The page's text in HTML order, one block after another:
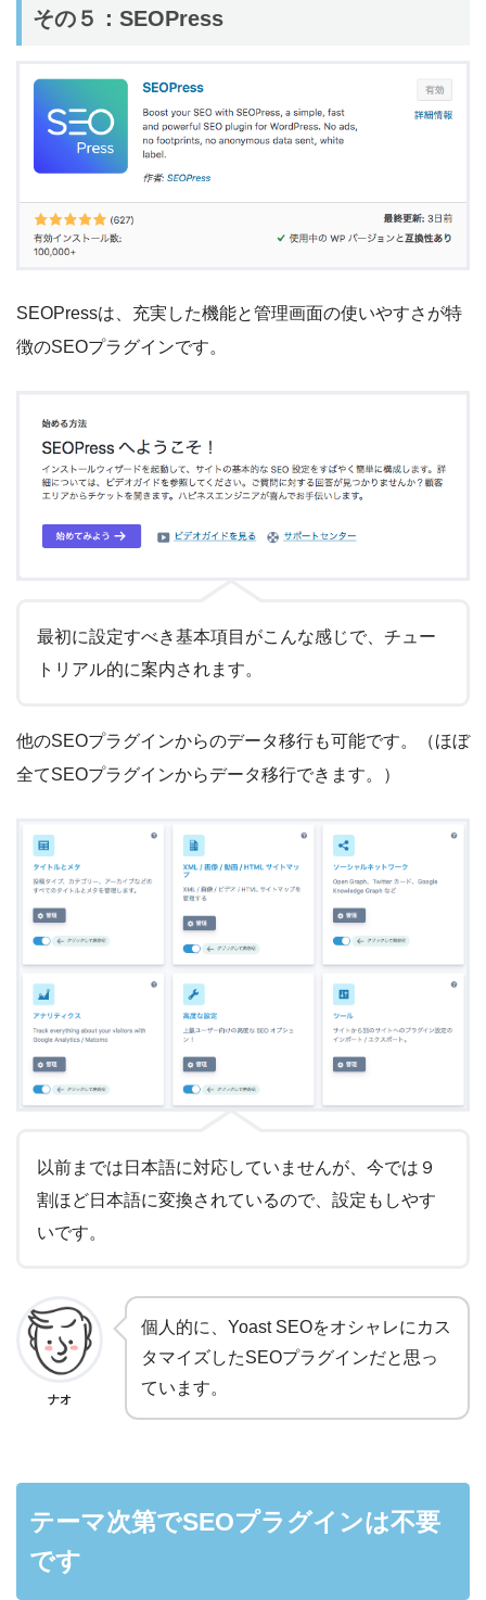
その５：SEOPress
SEOPressは、充実した機能と管理画面の使いやすさが特
徴のSEOプラグインです。
最初に設定すべき基本項目がこんな感じで、チュー
トリアル的に案内されます。
他のSEOプラグインからのデータ移行も可能です。（ほぼ
全てSEOプラグインからデータ移行できます。）
以前までは日本語に対応していませんが、今では９
割ほど日本語に変換されているので、設定もしやす
いです。
ナオ
個人的に、Yoast SEOをオシャレにカス
タマイズしたSEOプラグインだと思っ
ています。
テーマ次第でSEOプラグインは不要
です